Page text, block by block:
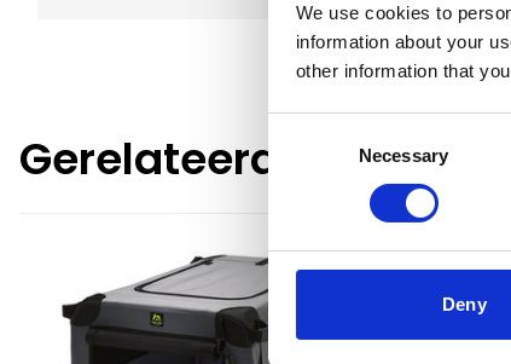
We use cookies to
information about your
other information that
Selection
Necessary
Deny
Gerelateerde producten